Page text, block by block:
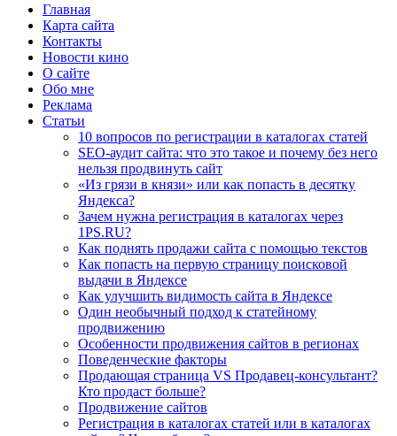
Главная
Карта сайта
Контакты
Новости кино
О сайте
Обо мне
Реклама
Статьи
10 вопросов по регистрации в каталогах статей
SEO-аудит сайта: что это такое и почему без него
нельзя продвинуть сайт
«Из грязи в князи» или как попасть в десятку
Яндекса?
Зачем нужна регистрация в каталогах через
1PS.RU?
Как поднять продажи сайта с помощью текстов
Как попасть на первую страницу поисковой
выдачи в Яндексе
Как улучшить видимость сайта в Яндексе
Один необычный подход к статейному
продвижению
Особенности продвижения сайтов в регионах
Поведенческие факторы
Продающая страница VS Продавец-консультант?
Кто продаст больше?
Продвижение сайтов
Регистрация в каталогах статей или в каталогах